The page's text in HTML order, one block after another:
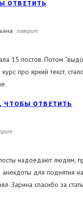
ОТВЕТИТЬ
говорит
15 постов. Потом
про яркий текст,
ЧТОБЫ ОТВЕТИТЬ
надоедают людям,
для поднятия
Зарина спасибо за